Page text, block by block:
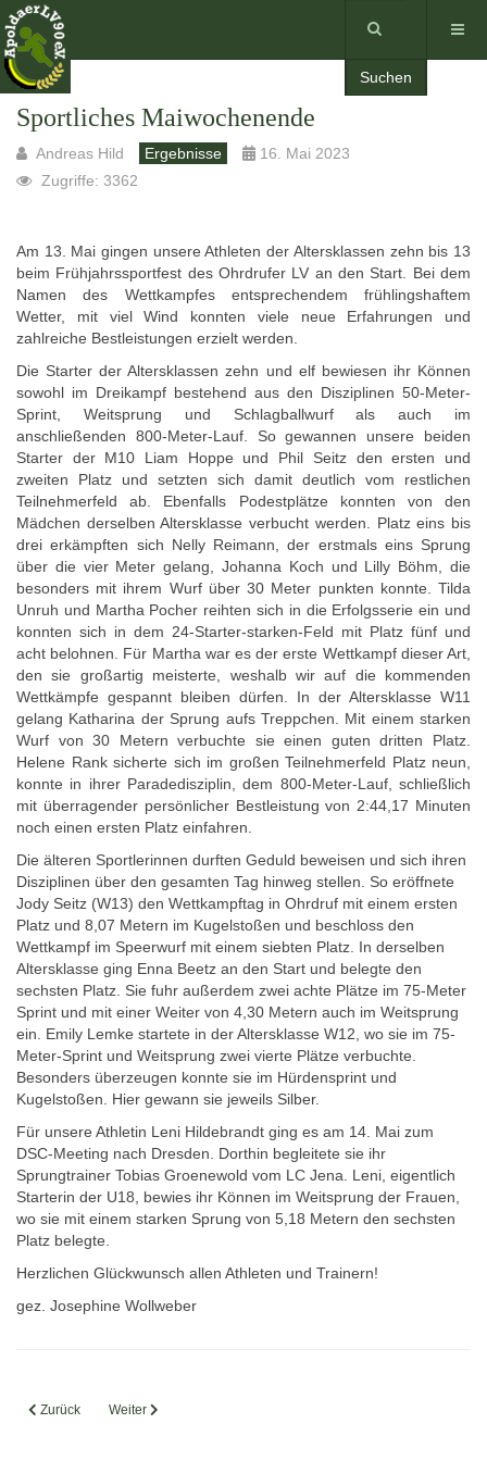
Suchen
Sportliches Maiwochenende
Andreas Hild Ergebnisse
16. Mai 2023
Zugriffe: 3362
Am 13. Mai gingen unsere Athleten der Altersklassen zehn bis 13
beim Frühjahrssportfest des Ohrdrufer LV an den Start. Bei dem
Namen des Wettkampfes entsprechendem frühlingshaftem
Wetter, mit viel Wind konnten viele neue Erfahrungen und
zahlreiche Bestleistungen erzielt werden.
Die Starter der Altersklassen zehn und elf bewiesen ihr Können
sowohl im Dreikampf bestehend aus den Disziplinen 50-Meter-
Sprint, Weitsprung und Schlagballwurf als auch im
anschließenden 800-Meter-Lauf. So gewannen unsere beiden
Starter der M10 Liam Hoppe und Phil Seitz den ersten und
zweiten Platz und setzten sich damit deutlich vom restlichen
Teilnehmerfeld ab. Ebenfalls Podestplätze konnten von den
Mädchen derselben Altersklasse verbucht werden. Platz eins bis
drei erkämpften sich Nelly Reimann, der erstmals eins Sprung
über die vier Meter gelang, Johanna Koch und Lilly Böhm, die
besonders mit ihrem Wurf über 30 Meter punkten konnte. Tilda
Unruh und Martha Pocher reihten sich in die Erfolgsserie ein und
konnten sich in dem 24-Starter-starken-Feld mit Platz fünf und
acht belohnen. Für Martha war es der erste Wettkampf dieser Art,
den sie großartig meisterte, weshalb wir auf die kommenden
Wettkämpfe gespannt bleiben dürfen. In der Altersklasse W11
gelang Katharina der Sprung aufs Treppchen. Mit einem starken
Wurf von 30 Metern verbuchte sie einen guten dritten Platz.
Helene Rank sicherte sich im großen Teilnehmerfeld Platz neun,
konnte in ihrer Paradedisziplin, dem 800-Meter-Lauf, schließlich
mit überragender persönlicher Bestleistung von 2:44,17 Minuten
noch einen ersten Platz einfahren.
Die älteren Sportlerinnen durften Geduld beweisen und sich ihren
Disziplinen über den gesamten Tag hinweg stellen. So eröffnete
Jody Seitz (W13) den Wettkampftag in Ohrdruf mit einem ersten
Platz und 8,07 Metern im Kugelstoßen und beschloss den
Wettkampf im Speerwurf mit einem siebten Platz. In derselben
Altersklasse ging Enna Beetz an den Start und belegte den
sechsten Platz. Sie fuhr außerdem zwei achte Plätze im 75-Meter
Sprint und mit einer Weiter von 4,30 Metern auch im Weitsprung
ein. Emily Lemke startete in der Altersklasse W12, wo sie im 75-
Meter-Sprint und Weitsprung zwei vierte Plätze verbuchte.
Besonders überzeugen konnte sie im Hürdensprint und
Kugelstoßen. Hier gewann sie jeweils Silber.
Für unsere Athletin Leni Hildebrandt ging es am 14. Mai zum
DSC-Meeting nach Dresden. Dorthin begleitete sie ihr
Sprungtrainer Tobias Groenewold vom LC Jena. Leni, eigentlich
Starterin der U18, bewies ihr Können im Weitsprung der Frauen,
wo sie mit einem starken Sprung von 5,18 Metern den sechsten
Platz belegte.
Herzlichen Glückwunsch allen Athleten und Trainern!
gez. Josephine Wollweber
Vorheriger Beitrag: 19. Apoldaer Stadtlauf am 14. Juni
Zurück Nächster Beitrag: Qualifikation für Landesfinale
Weiter